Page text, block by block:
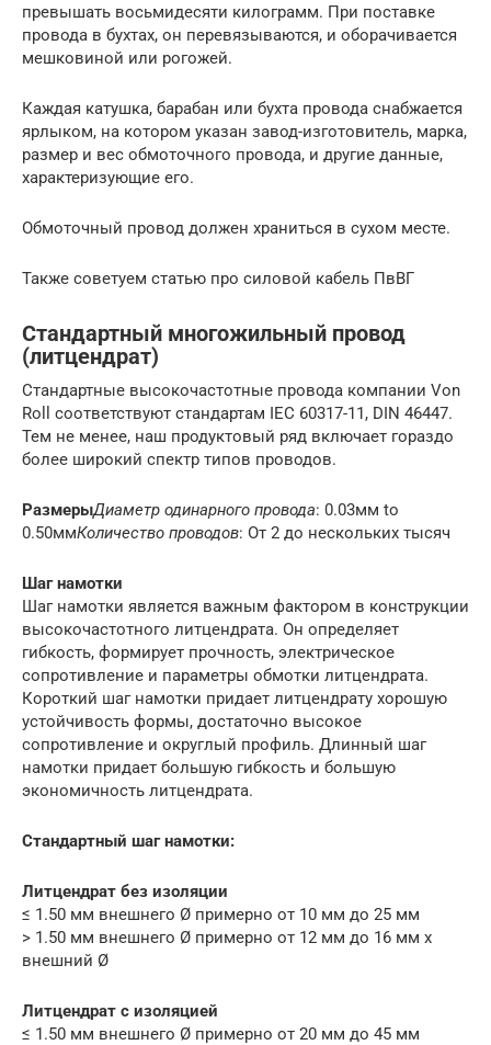
превышать восьмидесяти килограмм. При поставке
провода в бухтах, он перевязываются, и оборачивается
мешковиной или рогожей.
Каждая катушка, барабан или бухта провода снабжается
ярлыком, на котором указан завод-изготовитель, марка,
размер и вес обмоточного провода, и другие данные,
характеризующие его.
Обмоточный провод должен храниться в сухом месте.
Также советуем статью про силовой кабель ПвВГ
Стандартный многожильный провод
(литцендрат)
Стандартные высокочастотные провода компании Von
Roll соответствуют стандартам IEC 60317-11, DIN 46447.
Тем не менее, наш продуктовый ряд включает гораздо
более широкий спектр типов проводов.
РазмерыДиаметр одинарного провода: 0.03мм to
0.50ммКоличество проводов: От 2 до нескольких тысяч
Шаг намотки
Шаг намотки является важным фактором в конструкции
высокочастотного литцендрата. Он определяет
гибкость, формирует прочность, электрическое
сопротивление и параметры обмотки литцендрата.
Короткий шаг намотки придает литцендрату хорошую
устойчивость формы, достаточно высокое
сопротивление и округлый профиль. Длинный шаг
намотки придает большую гибкость и большую
экономичность литцендрата.
Стандартный шаг намотки:
Литцендрат без изоляции
≤ 1.50 мм внешнего Ø примерно от 10 мм до 25 мм
> 1.50 мм внешнего Ø примерно от 12 мм до 16 мм x
внешний Ø
Литцендрат с изоляцией
≤ 1.50 мм внешнего Ø примерно от 20 мм до 45 мм